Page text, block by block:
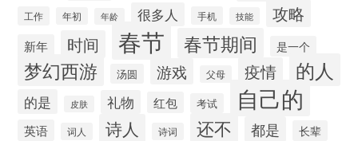
工作 年初 年龄 很多人 手机 技能 攻略
新年 时间 春节 春节期间 是一个
梦幻西游 汤圆 游戏 父母 疫情 的人
的是 皮肤 礼物 红包 考试 自己的
英语 词人 诗人 诗词 还不 都是 长辈